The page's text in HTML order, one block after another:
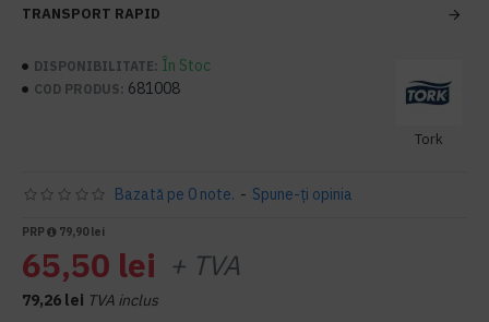
TRANSPORT RAPID
DISPONIBILITATE: În Stoc
COD PRODUS: 681008
Tork
Bazată pe 0 note. - Spune-ţi opinia
PRP 79,90 lei
65,50 lei + TVA
79,26 lei TVA inclus